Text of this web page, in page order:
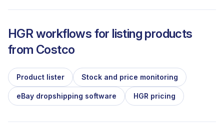
HGR workflows for listing products
from Costco
Product lister Stock and price monitoring
eBay dropshipping software HGR pricing